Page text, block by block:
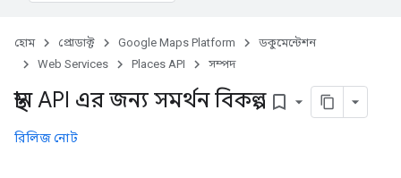
হোম প্রোডাক্ট Google Maps Platform
ডকুমেন্টেশন
Web Services
Places API সম্পদ
স্থান API এর জন্য সমর্থন বিকল্প bookmark_border
রিলিজ নোট